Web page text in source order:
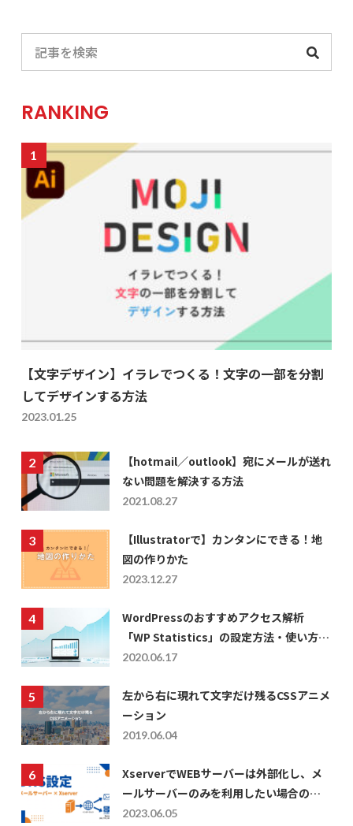
RANKING
【文字デザイン】イラレでつくる！文字の一部を分割
してデザインする方法
2023.01.25
【hotmail／outlook】宛にメールが送れ
ない問題を解決する方法
2021.08.27
【Illustratorで】カンタンにできる！地
図の作りかた
2023.12.27
WordPressのおすすめアクセス解析
「WP Statistics」の設定方法・使い方に
ついて
2020.06.17
左から右に現れて文字だけ残るCSSアニメ
ーション
2019.06.04
XserverでWEBサーバーは外部化し、メ
ールサーバーのみを利用したい場合の
DNS設定
2023.06.05